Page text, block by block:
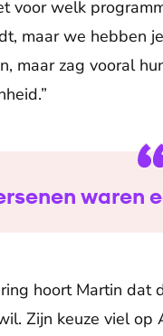
voor welk
maar we hebben
maar zag vooral
waren
hoort Martin
Zijn keuze viel